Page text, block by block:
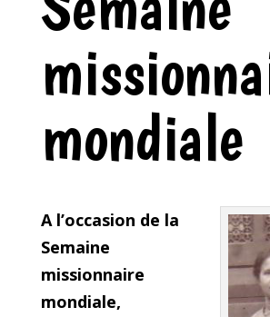
mondiale
A l’occasion de la
Semaine
missionnaire
mondiale,